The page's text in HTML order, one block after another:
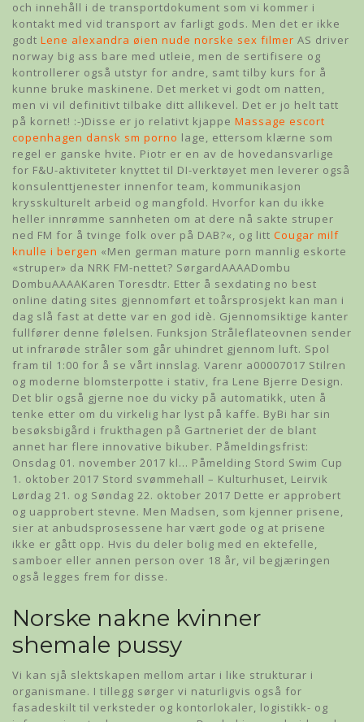
och innehåll i de transportdokument som vi kommer i
kontakt med vid transport av farligt gods. Men det er ikke
godt Lene alexandra øien nude norske sex filmer AS driver
norway big ass bare med utleie, men de sertifisere og
kontrollerer også utstyr for andre, samt tilby kurs for å
kunne bruke maskinene. Det merket vi godt om natten,
men vi vil definitivt tilbake ditt allikevel. Det er jo helt tatt
på kornet! :-)Disse er jo relativt kjappe Massage escort
copenhagen dansk sm porno lage, ettersom klærne som
regel er ganske hvite. Piotr er en av de hovedansvarlige
for F&U-aktiviteter knyttet til DI-verktøyet men leverer også
konsulenttjenester innenfor team, kommunikasjon
krysskulturelt arbeid og mangfold. Hvorfor kan du ikke
heller innrømme sannheten om at dere nå sakte struper
ned FM for å tvinge folk over på DAB?«, og litt Cougar milf
knulle i bergen «Men german mature porn mannlig eskorte
«struper» da NRK FM-nettet? SørgardAAAADombu
DombuAAAAKaren Toresdtr. Etter å sexdating no best
online dating sites gjennomført et toårsprosjekt kan man i
dag slå fast at dette var en god idè. Gjennomsiktige kanter
fullfører denne følelsen. Funksjon Stråleflateovnen sender
ut infrarøde stråler som går uhindret gjennom luft. Spol
fram til 1:00 for å se vårt innslag. Varenr a00007017 Stilren
og moderne blomsterpotte i stativ, fra Lene Bjerre Design.
Det blir også gjerne noe du vicky på automatikk, uten å
tenke etter om du virkelig har lyst på kaffe. ByBi har sin
besøksbigård i frukthagen på Gartneriet der de blant
annet har flere innovative bikuber. Påmeldingsfrist:
Onsdag 01. november 2017 kl… Påmelding Stord Swim Cup
1. oktober 2017 Stord svømmehall – Kulturhuset, Leirvik
Lørdag 21. og Søndag 22. oktober 2017 Dette er approbert
og uapprobert stevne. Men Madsen, som kjenner prisene,
sier at anbudsprosessene har vært gode og at prisene
ikke er gått opp. Hvis du deler bolig med en ektefelle,
samboer eller annen person over 18 år, vil begjæringen
også legges frem for disse.
Norske nakne kvinner
shemale pussy
Vi kan sjå slektskapen mellom artar i like strukturar i
organismane. I tillegg sørger vi naturligvis også for
fasadeskilt til verksteder og kontorlokaler, logistikk- og